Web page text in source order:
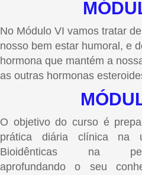
No Módulo VI vamos tratar
nosso bem estar humoral, e
hormona que mantém a
as outras hormonas
O objetivo do curso é
prática diária clínica na
Bioidênticas na
aprofundando o seu